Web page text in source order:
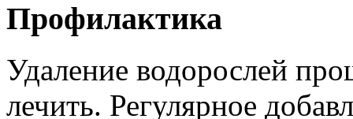
Профилактика
Удаление водорослей
лечить. Регулярное